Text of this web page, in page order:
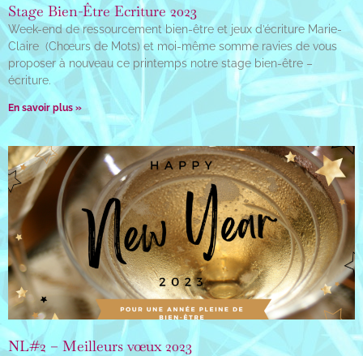
Stage Bien-Être Ecriture 2023
Week-end de ressourcement bien-être et jeux d’écriture Marie-
Claire (Chœurs de Mots) et moi-même somme ravies de vous
proposer à nouveau ce printemps notre stage bien-être –
écriture.
En savoir plus »
NL#2 – Meilleurs vœux 2023